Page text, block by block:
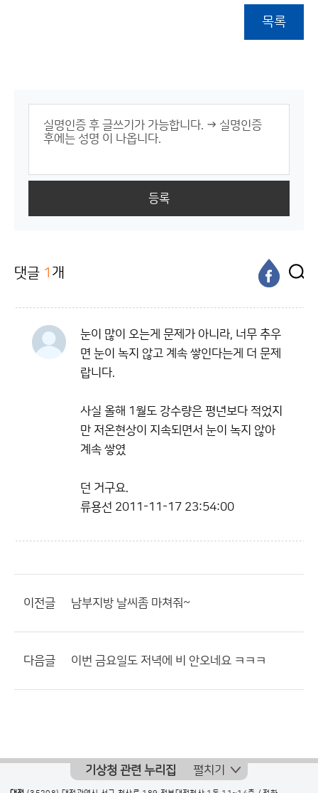
목록
등록
댓글 1 개
눈이 많이 오는게 문제가 아니라, 너무 추우
면 눈이 녹지 않고 계속 쌓인다는게 더 문제
랍니다.
사실 올해 1월도 강수량은 평년보다 적었지
만 저온현상이 지속되면서 눈이 녹지 않아
계속 쌓였
던 거구요.
류용선 2011-11-17 23:54:00
이전글 남부지방 날씨좀 마쳐줘~
다음글 이번 금요일도 저녁에 비 안오네요 ㅋㅋㅋ
기상청 관련 누리집 펼치기